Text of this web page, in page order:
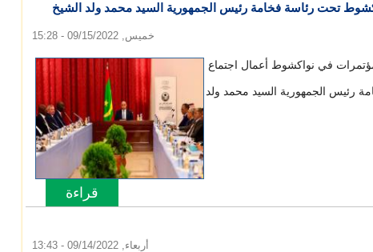
تحت رئاسة فخامة رئيس الجمهورية السيد محمد ولد الشيخ
خميس, 09/15/2022 - 15:28
في نواكشوط أعمال اجتماع
رئيس الجمهورية السيد محمد ولد
قراءة
المزيدحول
أربعاء, 09/14/2022 - 13:43